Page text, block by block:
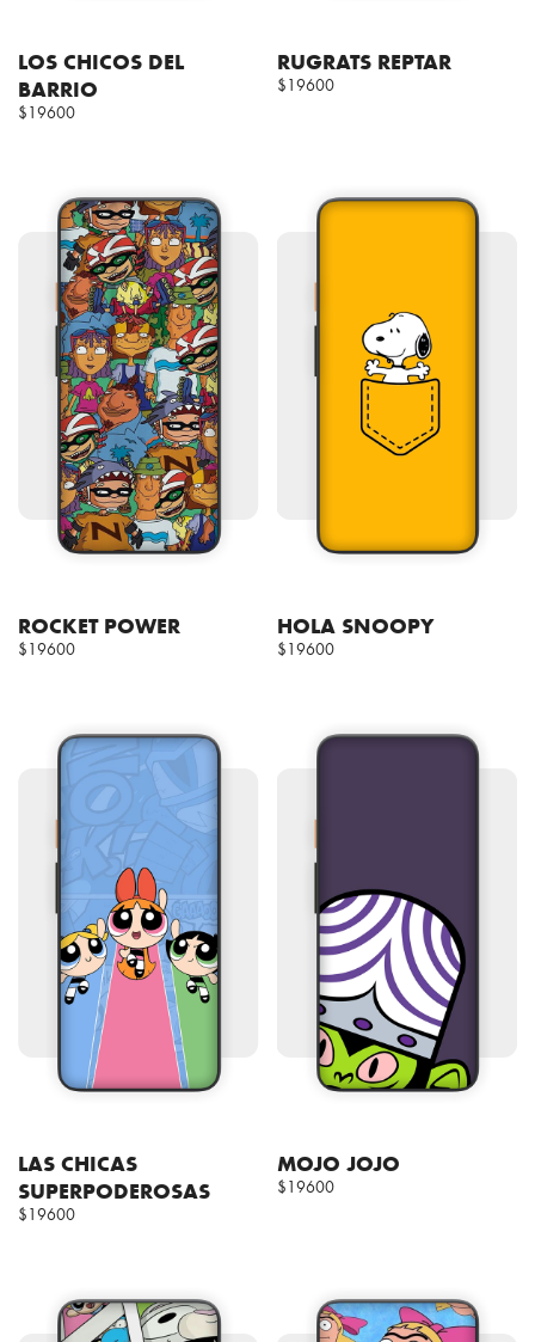
LOS CHICOS DEL
BARRIO
$19600
RUGRATS REPTAR
$19600
ROCKET POWER
$19600
HOLA SNOOPY
$19600
LAS CHICAS
SUPERPODEROSAS
$19600
MOJO JOJO
$19600